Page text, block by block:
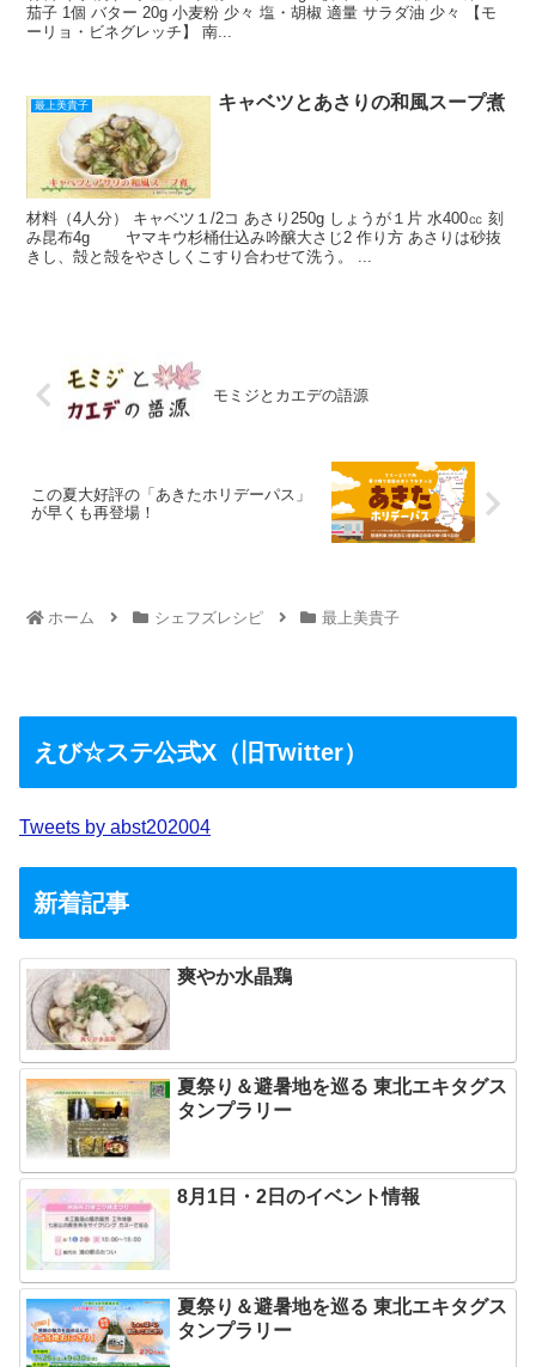
茄子 1個 バター 20g 小麦粉 少々 塩・胡椒 適量 サラダ油 少々 【モ
ーリョ・ビネグレッチ】 南...
最上美貴子 キャベツとあさりの和風スープ煮
材料（4人分） キャベツ１/2コ あさり250g しょうが１片 水400㏄ 刻
み昆布4g ヤマキウ杉桶仕込み吟醸大さじ2 作り方 あさりは砂抜
きし、殻と殻をやさしくこすり合わせて洗う。 ...
モミジとカエデの語源
この夏大好評の「あきたホリデーパス」
が早くも再登場！
ホーム シェフズレシピ 最上美貴子
えび☆ステ公式X（旧Twitter）
Tweets by abst202004
新着記事
爽やか水晶鶏
夏祭り＆避暑地を巡る 東北エキタグス
タンプラリー
8月1日・2日のイベント情報
夏祭り＆避暑地を巡る 東北エキタグス
タンプラリー